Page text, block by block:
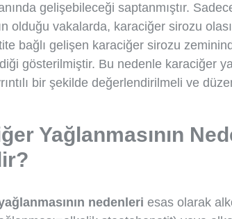
gelişebileceği saptanmıştır.
olduğu vakalarda, karaciğer sirozu
bağlı gelişen karaciğer sirozu
gösterilmiştir. Bu nedenle karaciğer
bir şekilde değerlendirilmeli ve
Yağlanmasının
nedenleri esas olarak